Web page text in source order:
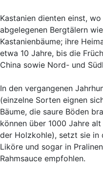
Kastanien dienten einst,
abgelegenen Bergtälern
Kastanienbäume; ihre
etwa 10 Jahre, bis die
China sowie Nord- und
In den vergangenen
(einzelne Sorten eignen
Bäume, die saure Böden
können über 1000 Jahre
der Holzkohle), setzt sie in
Liköre und sogar in
Rahmsauce empfohlen.